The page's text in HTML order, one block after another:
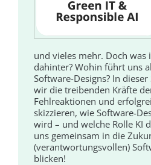
und vieles mehr. Doch was
dahinter? Wohin führt uns
Software-Designs? In
wir die treibenden Kräfte
Fehlreaktionen und
skizzieren, wie Software-
wird – und welche Rolle KI
uns gemeinsam in die
(verantwortungsvollen)
blicken!